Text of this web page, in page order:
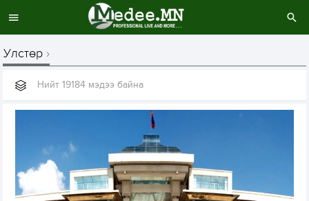
Улстөр
Нийт 19184 мэдээ байна